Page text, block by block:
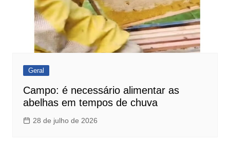
Geral
Campo: é necessário alimentar as
abelhas em tempos de chuva
28 de julho de 2026